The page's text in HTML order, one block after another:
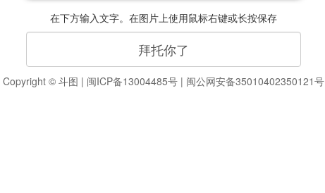
在下方输入文字。在图片上使用鼠标右键或长按保存
Copyright © 斗图 | 闽ICP备13004485号 | 闽公网安备35010402350121号